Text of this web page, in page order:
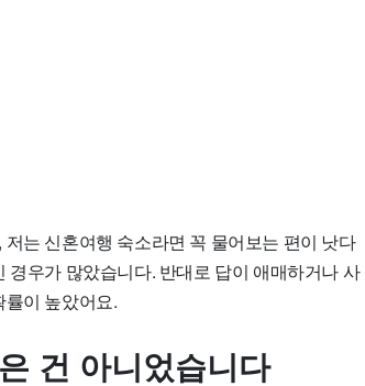
는 신혼여행 숙소라면 꼭 물어보는 편이 낫다
우가 많았습니다. 반대로 답이 애매하거나 사
이 높았어요.
건 아니었습니다